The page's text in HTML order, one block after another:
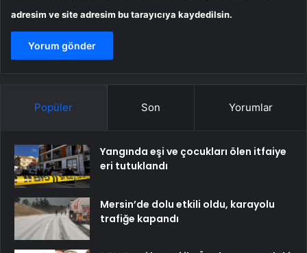
adresim ve site adresim bu tarayıcıya kaydedilsin.
Popüler Son Yorumlar
Yangında eşi ve çocukları ölen itfaiye
eri tutuklandı
Mersin’de dolu etkili oldu, karayolu
trafiğe kapandı